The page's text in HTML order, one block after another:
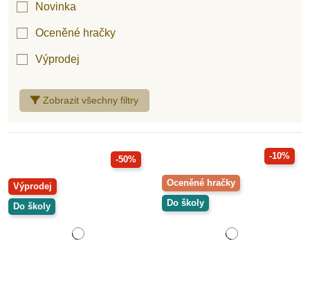
Zobrazit všechny filtry
Novinka
Oceněné hračky
Výprodej
-50%
Výprodej
Do školy
-10%
Oceněné hračky
Do školy